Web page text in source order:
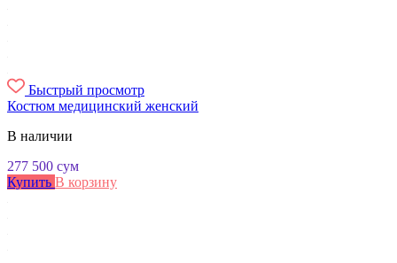
Быстрый просмотр
Костюм медицинский женский
В наличии
277 500 сум
Купить В корзину